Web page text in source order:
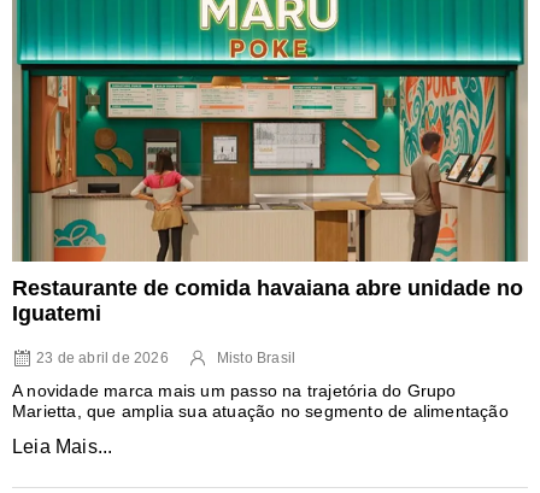
Restaurante de comida havaiana abre unidade no
Iguatemi
23 de abril de 2026 Misto Brasil
A novidade marca mais um passo na trajetória do Grupo
Marietta, que amplia sua atuação no segmento de alimentação
Leia Mais...